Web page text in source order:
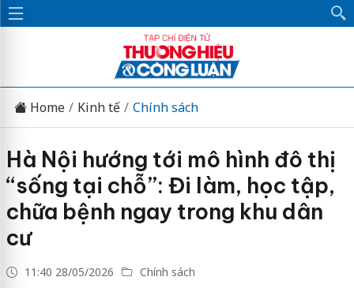
Home Kinh tế Chính sách
Hà Nội hướng tới mô hình đô thị
“sống tại chỗ”: Đi làm, học tập,
chữa bệnh ngay trong khu dân
cư
11:40 28/05/2026 Chính sách